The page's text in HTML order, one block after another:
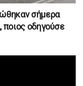
σήμερα
ποιος οδηγούσε